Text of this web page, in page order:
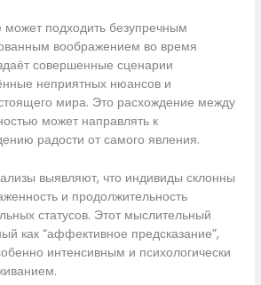
может подходить безупречным
воображением во время
совершенные сценарии
неприятных нюансов и
мира. Это расхождение между
может направлять к
радости от самого явления.
выявляют, что индивиды склонны
и продолжительность
статусов. Этот мыслительный
как “аффективное предсказание”,
интенсивным и психологически